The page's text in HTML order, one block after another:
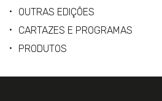
OUTRAS EDIÇÕES
CARTAZES E PROGRAMAS
PRODUTOS